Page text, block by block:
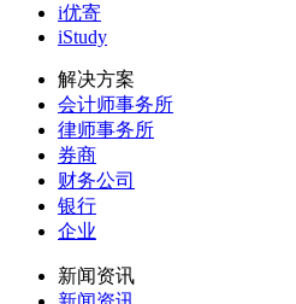
i优寄
iStudy
解决方案
会计师事务所
律师事务所
券商
财务公司
银行
企业
新闻资讯